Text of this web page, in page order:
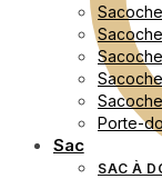
Porte-
Sac
SAC À